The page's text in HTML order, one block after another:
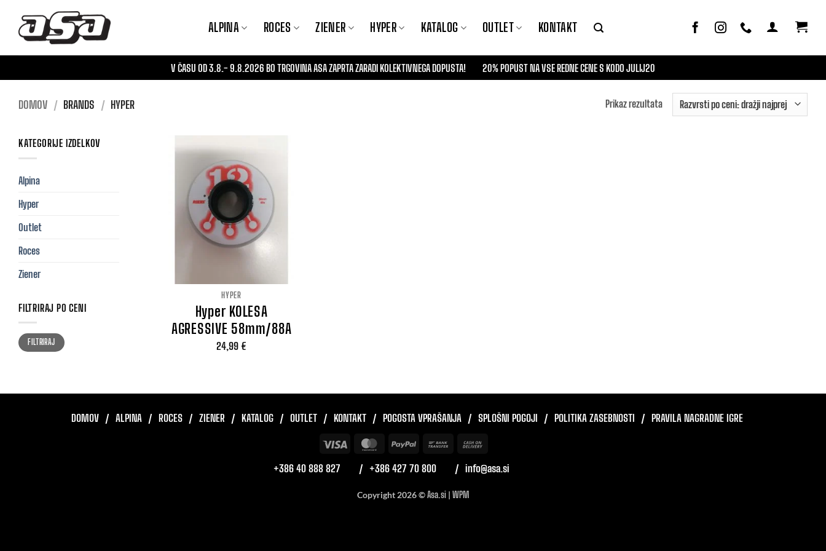
vsebino
ALPINA ROCES ZIENER HYPER KATALOG OUTLET KONTAKT
V ČASU OD 3.8.- 9.8.2026 BO TRGOVINA ASA ZAPRTA ZARADI KOLEKTIVNEGA DOPUSTA! 20% POPUST NA VSE REDNE CENE S KODO JULIJ20
DOMOV / BRANDS / HYPER Prikaz rezultata
KATEGORIJE IZDELKOV
Alpina
Hyper
Outlet
Roces
Ziener
FILTRIRAJ PO CENI
Min
cena
Max
cenaFILTRIRAJ
HYPER
Hyper KOLESA
AGRESSIVE 58mm/88A
24,99 €
DOMOV ALPINA ROCES ZIENER KATALOG OUTLET KONTAKT POGOSTA VPRAŠANJA SPLOŠNI POGOJI POLITIKA ZASEBNOSTI PRAVILA NAGRADNE IGRE
Visa MasterCardPayPal
Bank
Delivery
+386 40 888 827 +386 427 70 800 info@asa.si
Copyright 2026 ©Asa.si WPM